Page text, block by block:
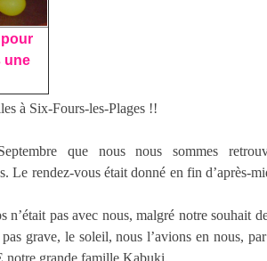
une
à Six-Fours-les-Plages !!
que nous nous sommes
Le rendez-vous était donné en fin d’après-
n’était pas avec nous, malgré notre souhait
grave, le soleil, nous l’avions en nous,